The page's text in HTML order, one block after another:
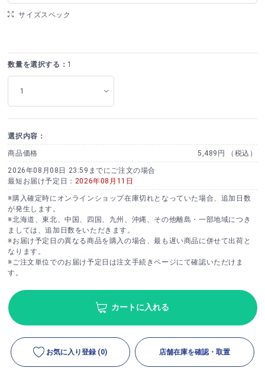
サイズスペック
数量を選択する： 1
選択内容：
商品価格 5,489円 （税込）
2026年08月08日 23:59までにご注文の場合
最短お届け予定日： 2026年08月11日
※購入確定時にオンラインショップ在庫切れとなっていた場合、追加日数
が発生します。
※北海道、東北、中国、四国、九州、沖縄、その他離島・一部地域につき
ましては、追加日数をいただきます。
※お届け予定日の異なる商品を購入の場合、最も遅い商品に併せて出荷と
なります。
※ご注文単位でのお届け予定日は注文手続きページにて確認いただけま
す。
カートに入れる
お気に入り登録 (0) 店舗在庫を確認・取置